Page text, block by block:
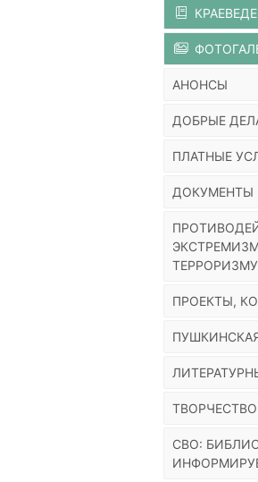
АНОНСЫ
ДОБРЫЕ
ПЛАТНЫЕ
ДОКУМЕНТЫ
ТЕРРОРИЗМУ
ПРОЕКТЫ,
СВО: